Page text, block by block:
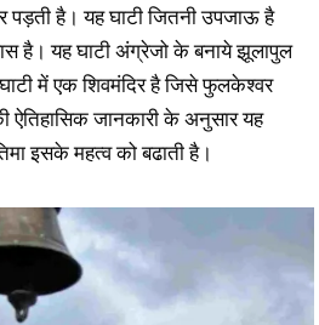
पर पड़ती है। यह घाटी जितनी उपजाऊ है
है। यह घाटी अंग्रेजो के बनाये झूलापुल
में एक शिवमंदिर है जिसे फुलकेश्वर
ऐतिहासिक जानकारी के अनुसार यह
इसके महत्व को बढाती है।